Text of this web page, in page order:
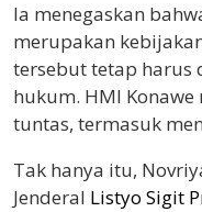
Ia menegaskan
merupakan
tersebut tetap harus
hukum. HMI
tuntas, termasuk
Tak hanya itu,
Jenderal Listyo Sigit